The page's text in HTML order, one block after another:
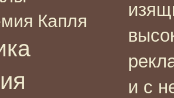
Капля
и с